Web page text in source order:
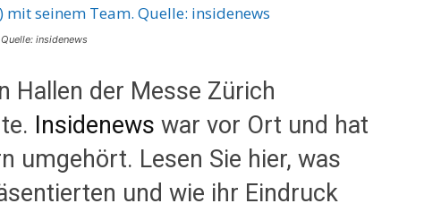
insidenews
Hallen der Messe Zürich
Insidenews war vor Ort und hat
umgehört. Lesen Sie hier, was
und wie ihr Eindruck